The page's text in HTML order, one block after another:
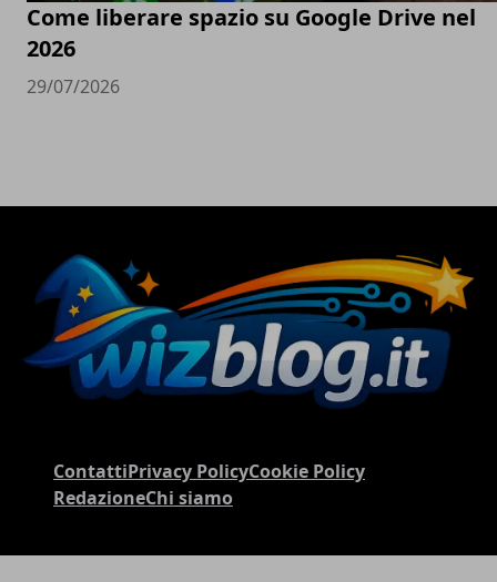
Come liberare spazio su Google Drive nel
2026
29/07/2026
ContattiPrivacy PolicyCookie Policy
RedazioneChi siamo